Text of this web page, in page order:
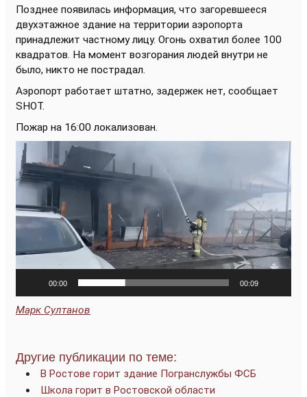
Позднее появилась информация, что загоревшееся
двухэтажное здание на территории аэропорта
принадлежит частному лицу. Огонь охватил более 100
квадратов. На момент возгорания людей внутри не
было, никто не пострадал.
Аэропорт работает штатно, задержек нет, сообщает
SHOT.
Пожар на 16:00 локализован.
Видеоплеер
00:00 00:09
Марк Султанов
Другие публикации по теме:
В Ростове горит здание Погранслужбы ФСБ
Школа горит в Ростовской области